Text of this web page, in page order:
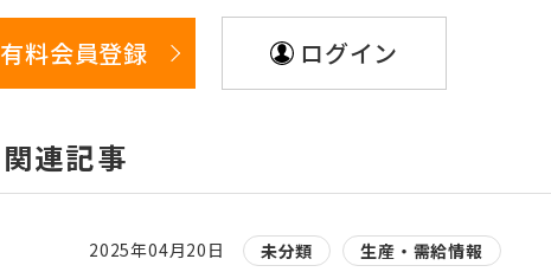
有料会員登録 ログイン
関連記事
2025年04月20日 未分類 生産・需給情報